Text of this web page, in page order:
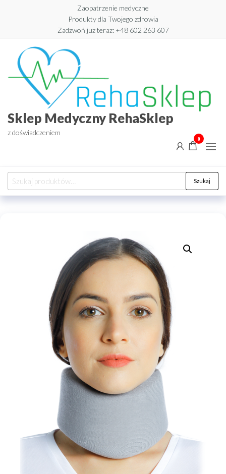
Zaopatrzenie medyczne
Produkty dla Twojego zdrowia
Zadzwoń już teraz: +48 602 263 607​
Sklep Medyczny RehaSklep
z doświadczeniem
0
Szukaj: Szukaj